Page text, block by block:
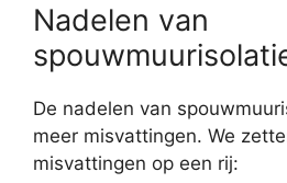
Nadelen van
De nadelen van
meer misvattingen. We
misvattingen op een rij: